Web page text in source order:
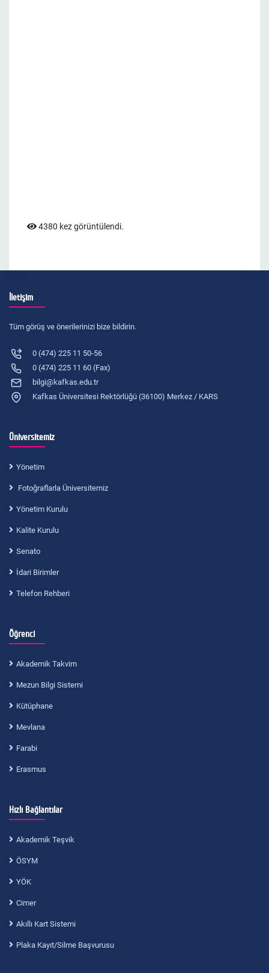
4380 kez görüntülendi.
İletişim
Tüm görüş ve önerilerinizi bize bildirin.
0 (474) 225 11 50-56
0 (474) 225 11 60 (Fax)
bilgi@kafkas.edu.tr
Kafkas Üniversitesi Rektörlüğü (36100) Merkez / KARS
Üniversitemiz
Yönetim
Fotoğraflarla Üniversitemiz
Yönetim Kurulu
Kalite Kurulu
Senato
İdari Birimler
Telefon Rehberi
Öğrenci
Akademik Takvim
Mezun Bilgi Sistemi
Kütüphane
Mevlana
Farabi
Erasmus
Hızlı Bağlantılar
Akademik Teşvik
ÖSYM
YÖK
Cimer
Akıllı Kart Sistemi
Plaka Kayıt/Silme Başvurusu